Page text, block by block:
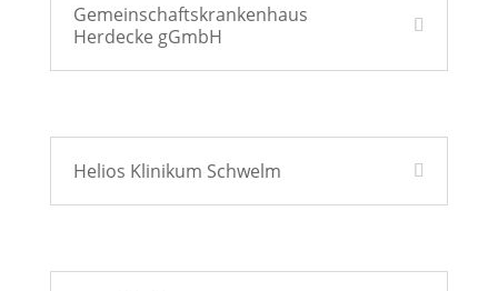
Gemeinschaftskrankenhaus
Herdecke gGmbH
Helios Klinikum Schwelm